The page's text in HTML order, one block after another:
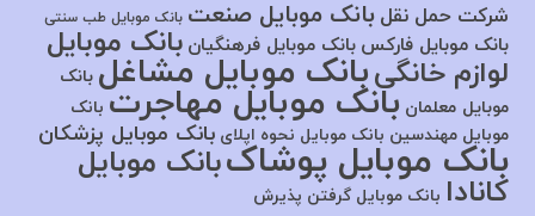
شرکت حمل نقل بانک موبایل صنعت بانک موبایل طب سنتی
بانک موبایل فارکس بانک موبایل فرهنگیان بانک موبایل
لوازم خانگیبانک موبایل مشاغلبانک
موبایل معلمان بانک موبایل مهاجرت بانک
موبایل مهندسین بانک موبایل نحوه اپلای بانک موبایل پزشکان
بانک موبایل پوشاکبانک موبایل
کانادا بانک موبایل گرفتن پذیرش